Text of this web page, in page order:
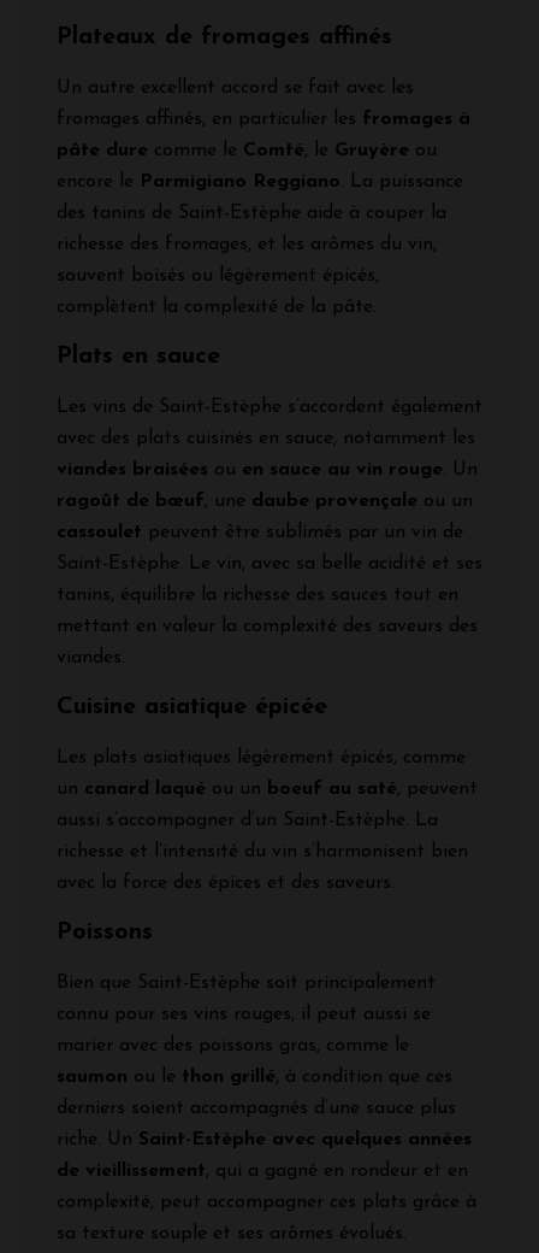
Plateaux de fromages affinés
Un autre excellent accord se fait avec les
fromages affinés, en particulier les fromages à
pâte dure comme le Comté, le Gruyère ou
encore le
Parmigiano Reggiano. La puissance
des tanins de Saint-Estèphe aide à couper la
richesse des fromages, et les arômes du vin,
souvent boisés ou légèrement épicés,
complètent la complexité de la pâte.
Plats en sauce
Les vins de Saint-Estèphe s’accordent également
avec des plats cuisinés en sauce, notamment les
viandes braisées ou en sauce au vin rouge. Un
ragoût de bœuf, une daube provençale ou un
cassoulet peuvent être sublimés par un vin de
Saint-Estèphe. Le vin, avec sa belle acidité et ses
tanins, équilibre la richesse des sauces tout en
mettant en valeur la complexité des saveurs des
viandes.
Cuisine asiatique épicée
Les plats asiatiques légèrement épicés, comme
un canard laqué ou un boeuf au saté, peuvent
aussi s’accompagner d’un Saint-Estèphe. La
richesse et l’intensité du vin s’harmonisent bien
avec la force des épices et des saveurs.
Poissons
Bien que Saint-Estèphe soit principalement
connu pour ses vins rouges, il peut aussi se
marier avec des poissons gras, comme le
saumon ou le thon grillé, à condition que ces
derniers soient accompagnés d’une sauce plus
riche. Un Saint-Estèphe avec quelques années
de vieillissement, qui a gagné en rondeur et en
complexité, peut accompagner ces plats grâce à
sa texture souple et ses arômes évolués.